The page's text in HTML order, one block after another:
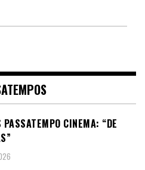
PASSATEMPO CINEMA: “DE